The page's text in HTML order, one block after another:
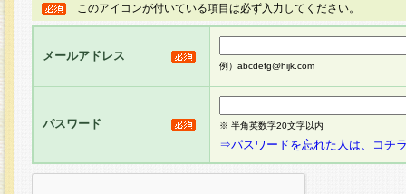
このアイコンが付いている項目は必ず入力してください。
メールアドレス
例）abcdefg@hijk.com
パスワード ※ 半角英数字20文字以内
⇒パスワードを忘れた人は、コチ